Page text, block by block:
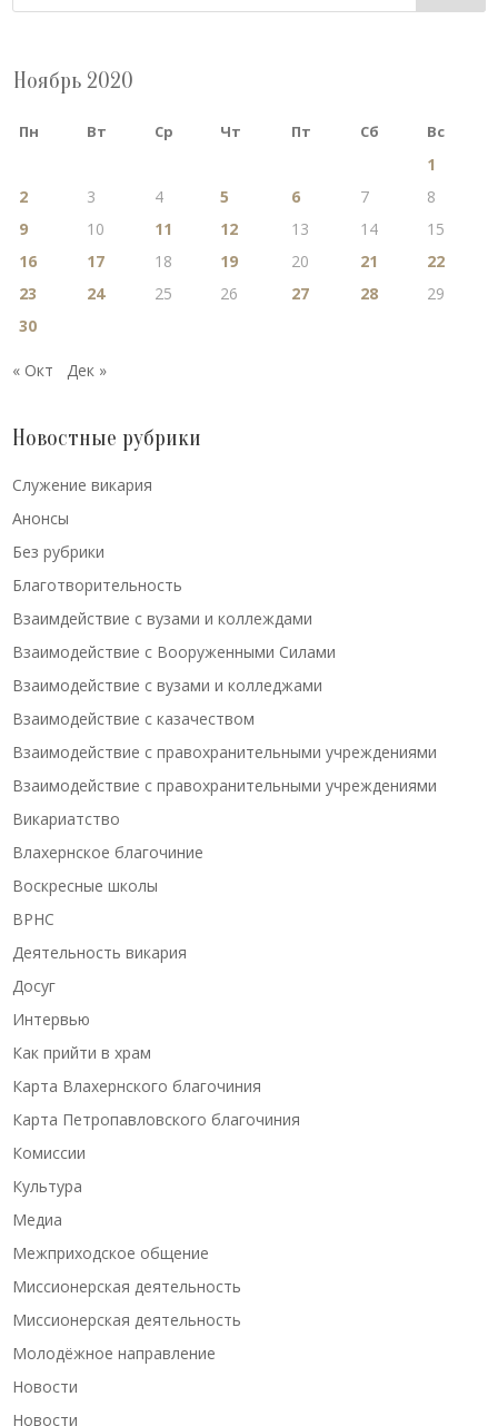
Ноябрь 2020
Пн Вт Ср Чт Пт Сб Вс
1
2
3 4 5 6 7
8
9
10 11 12 13 14
15
16
17 18 19 20 21
22
23
24 25 26 27 28
29
30
« Окт Дек »
Новостные рубрики
Cлужение викария
Анонсы
Без рубрики
Благотворительность
Взаимдействие с вузами и коллеждами
Взаимодействие с Вооруженными Силами
Взаимодействие с вузами и колледжами
Взаимодействие с казачеством
Взаимодействие с правохранительными учреждениями
Взаимодействие с правохранительными учреждениями
Викариатство
Влахернское благочиние
Воскресные школы
ВРНС
Деятельность викария
Досуг
Интервью
Как прийти в храм
Карта Влахернского благочиния
Карта Петропавловского благочиния
Комиссии
Культура
Медиа
Межприходское общение
Миссионерская деятельность
Миссионерская деятельность
Молодёжное направление
Новости
Новости